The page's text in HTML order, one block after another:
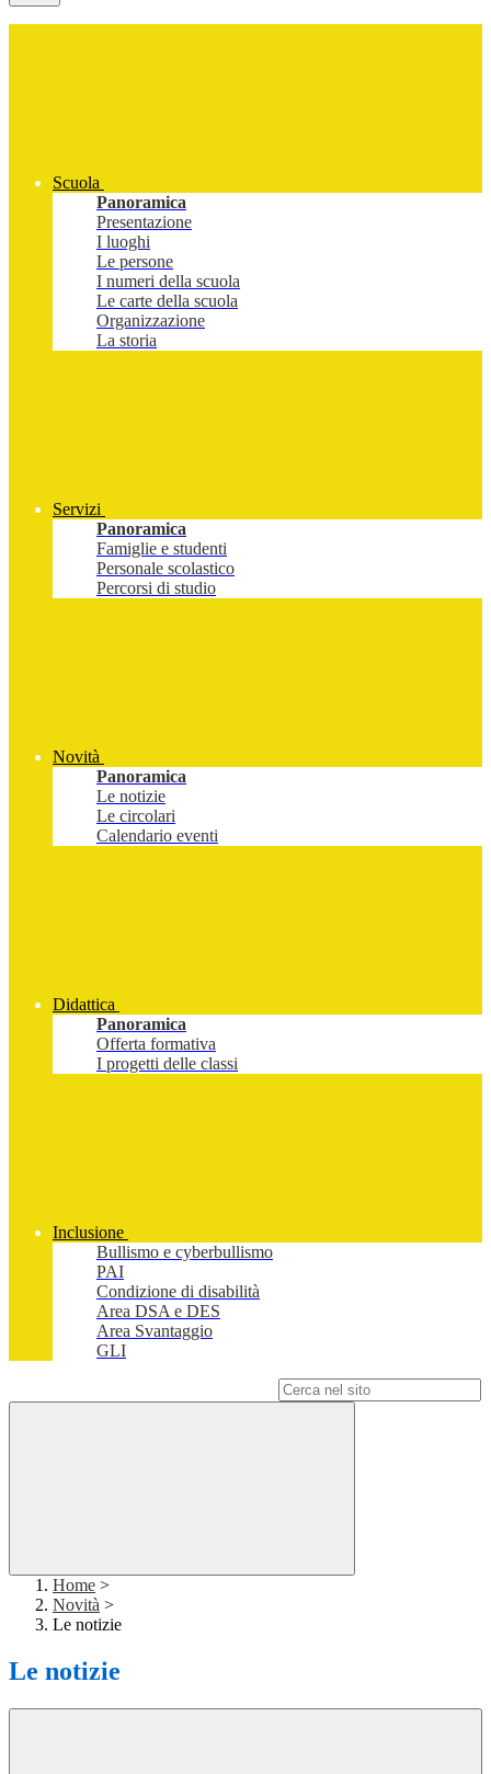
Scuola
Panoramica
Presentazione
I luoghi
Le persone
I numeri della scuola
Le carte della scuola
Organizzazione
La storia
Servizi
Panoramica
Famiglie e studenti
Personale scolastico
Percorsi di studio
Novità
Panoramica
Le notizie
Le circolari
Calendario eventi
Didattica
Panoramica
Offerta formativa
I progetti delle classi
Inclusione
Bullismo e cyberbullismo
PAI
Condizione di disabilità
Area DSA e DES
Area Svantaggio
GLI
Home >
Novità >
Le notizie
Le notizie